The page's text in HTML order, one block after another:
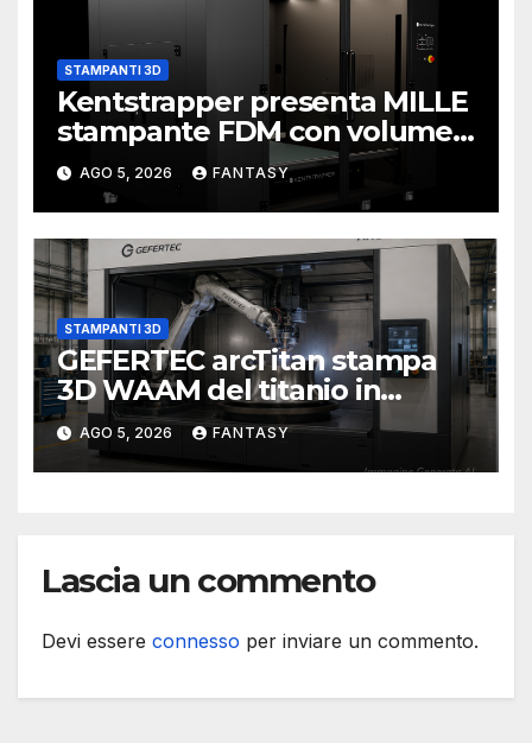
STAMPANTI 3D
Kentstrapper presenta MILLE
stampante FDM con volume
di stampa da un metro cubo
AGO 5, 2026 FANTASY
STAMPANTI 3D
GEFERTEC arcTitan stampa
3D WAAM del titanio in
camera inerte
AGO 5, 2026 FANTASY
Lascia un commento
Devi essere connesso per inviare un commento.